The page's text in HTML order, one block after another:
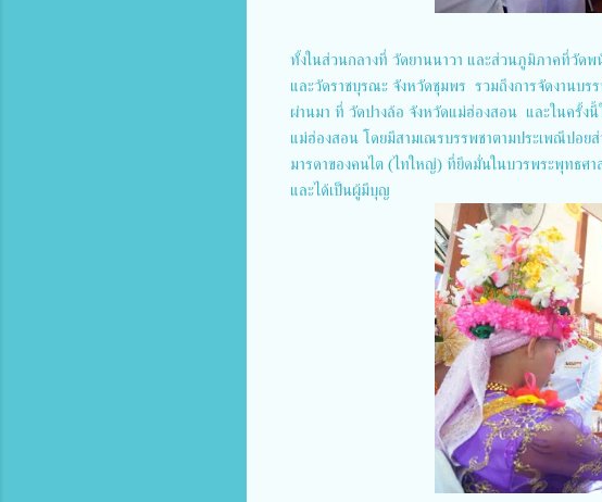
ทั้งในส่วนกลางที่ วัดยานนาวา และส่วนภูมิภาคที่วัดพ
และวัดราชบุรณะ จังหวัดชุมพร รวมถึงการจัดงานบ
ผ่านมา ที่ วัดปางล้อ จังหวัดแม่ฮ่องสอน และในครั้
แม่ฮ่องสอน โดยมีสามเณรบรรพชาตามประเพณีปอย
มารดาของคนไต (ไทใหญ่) ที่ยึดมั่นในบวรพระพุทธศ
และได้เป็นผู้มีบุญ